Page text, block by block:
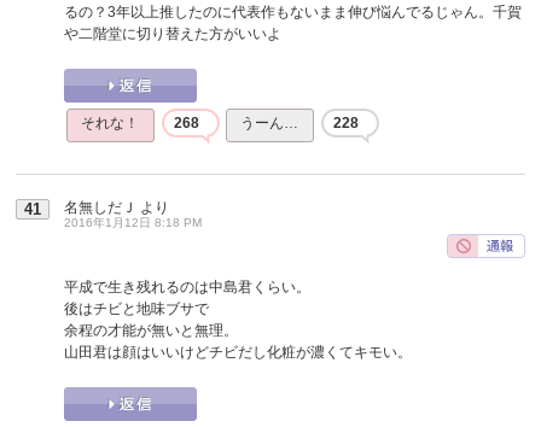
るの？3年以上推したのに代表作もないまま伸び悩んでるじゃん。千賀
や二階堂に切り替えた方がいいよ
それな！ 268 うーん… 228
41 名無しだＪ より
2016年1月12日 8:18 PM
平成で生き残れるのは中島君くらい。
後はチビと地味ブサで
余程の才能が無いと無理。
山田君は顔はいいけどチビだし化粧が濃くてキモい。